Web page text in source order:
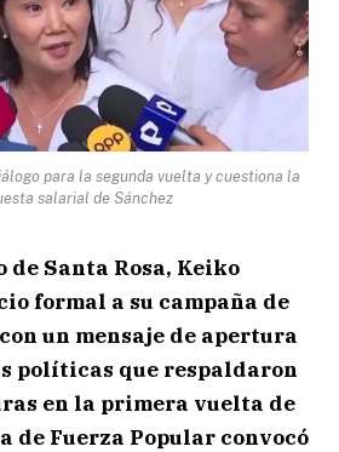
para la segunda vuelta y cuestiona la
salarial de Sánchez
Santa Rosa, Keiko
formal a su campaña de
un mensaje de apertura
políticas que respaldaron
en la primera vuelta de
de Fuerza Popular convocó